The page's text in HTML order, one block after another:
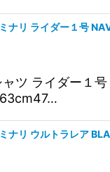
ナリ ライダー１号
ツ ライダー１
ナリ ウルトラレア